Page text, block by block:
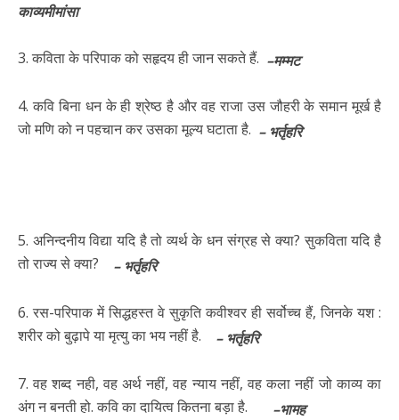
काव्यमीमांसा
3. कविता के परिपाक को सहृदय ही जान सकते हैं. –मम्मट
4. कवि बिना धन के ही श्रेष्ठ है और वह राजा उस जौहरी के समान मूर्ख है
जो मणि को न पहचान कर उसका मूल्य घटाता है. – भर्तृहरि
5. अनिन्दनीय विद्या यदि है तो व्यर्थ के धन संग्रह से क्या? सुकविता यदि है
तो राज्य से क्या? – भर्तृहरि
6. रस-परिपाक में सिद्धहस्त वे सुकृति कवीश्वर ही सर्वोच्च हैं, जिनके यश :
शरीर को बुढ़ापे या मृत्यु का भय नहीं है. – भर्तृहरि
7. वह शब्द नही, वह अर्थ नहीं, वह न्याय नहीं, वह कला नहीं जो काव्य का
अंग न बनती हो. कवि का दायित्व कितना बड़ा है.
–भामह